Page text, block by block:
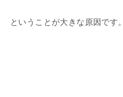
ということが大きな原因です。